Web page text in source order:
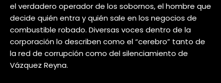
el verdadero operador de los sobornos, el hombre que
decide quién entra y quién sale en los negocios de
combustible robado. Diversas voces dentro de la
corporación lo describen como el “cerebro” tanto de
la red de corrupción como del silenciamiento de
Vázquez Reyna.